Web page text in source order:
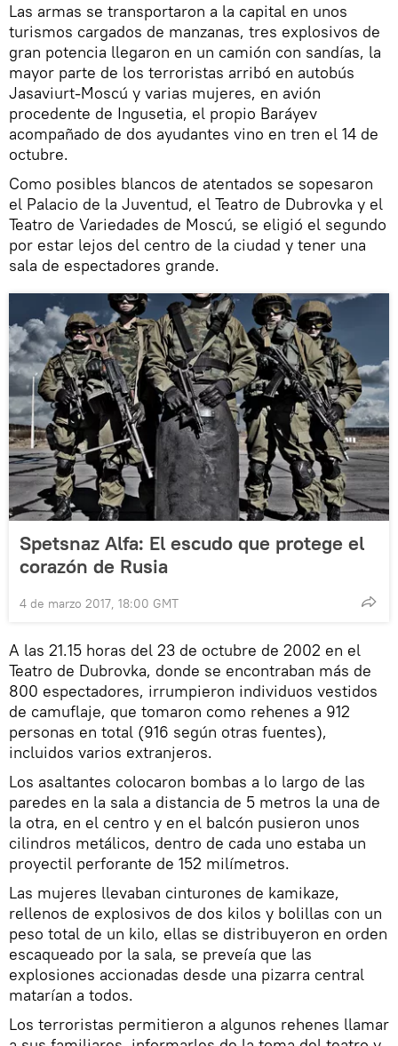
Las armas se transportaron a la capital en unos
turismos cargados de manzanas, tres explosivos de
gran potencia llegaron en un camión con sandías, la
mayor parte de los terroristas arribó en autobús
Jasaviurt-Moscú y varias mujeres, en avión
procedente de Ingusetia, el propio Baráyev
acompañado de dos ayudantes vino en tren el 14 de
octubre.
Como posibles blancos de atentados se sopesaron
el Palacio de la Juventud, el Teatro de Dubrovka y el
Teatro de Variedades de Moscú, se eligió el segundo
por estar lejos del centro de la ciudad y tener una
sala de espectadores grande.
Spetsnaz Alfa: El escudo que protege el
corazón de Rusia
4 de marzo 2017, 18:00 GMT
A las 21.15 horas del 23 de octubre de 2002 en el
Teatro de Dubrovka, donde se encontraban más de
800 espectadores, irrumpieron individuos vestidos
de camuflaje, que tomaron como rehenes a 912
personas en total (916 según otras fuentes),
incluidos varios extranjeros.
Los asaltantes colocaron bombas a lo largo de las
paredes en la sala a distancia de 5 metros la una de
la otra, en el centro y en el balcón pusieron unos
cilindros metálicos, dentro de cada uno estaba un
proyectil perforante de 152 milímetros.
Las mujeres llevaban cinturones de kamikaze,
rellenos de explosivos de dos kilos y bolillas con un
peso total de un kilo, ellas se distribuyeron en orden
escaqueado por la sala, se preveía que las
explosiones accionadas desde una pizarra central
matarían a todos.
Los terroristas permitieron a algunos rehenes llamar